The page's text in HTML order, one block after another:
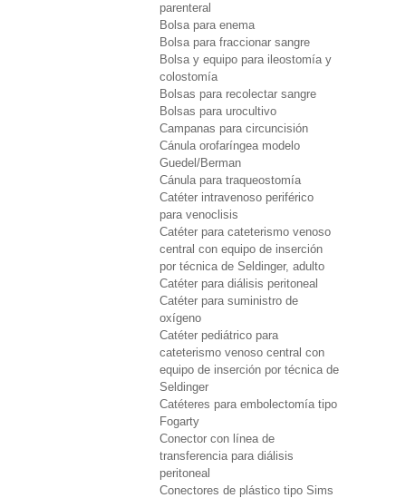
parenteral
Bolsa para enema
Bolsa para fraccionar sangre
Bolsa y equipo para ileostomía y
colostomía
Bolsas para recolectar sangre
Bolsas para urocultivo
Campanas para circuncisión
Cánula orofaríngea modelo
Guedel/Berman
Cánula para traqueostomía
Catéter intravenoso periférico
para venoclisis
Catéter para cateterismo venoso
central con equipo de inserción
por técnica de Seldinger, adulto
Catéter para diálisis peritoneal
Catéter para suministro de
oxígeno
Catéter pediátrico para
cateterismo venoso central con
equipo de inserción por técnica de
Seldinger
Catéteres para embolectomía tipo
Fogarty
Conector con línea de
transferencia para diálisis
peritoneal
Conectores de plástico tipo Sims